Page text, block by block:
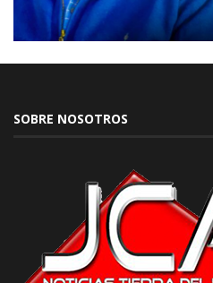
SOBRE NOSOTROS